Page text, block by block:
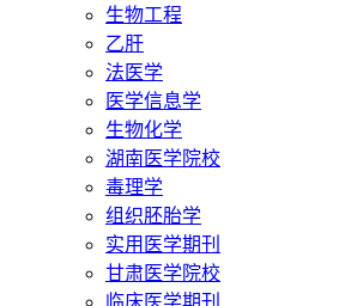
生物工程
乙肝
法医学
医学信息学
生物化学
湖南医学院校
毒理学
组织胚胎学
实用医学期刊
甘肃医学院校
临床医学期刊